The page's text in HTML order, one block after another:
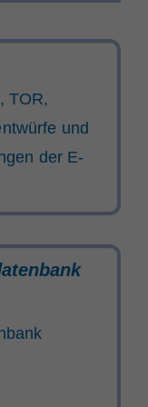
TOR,
und
der E-